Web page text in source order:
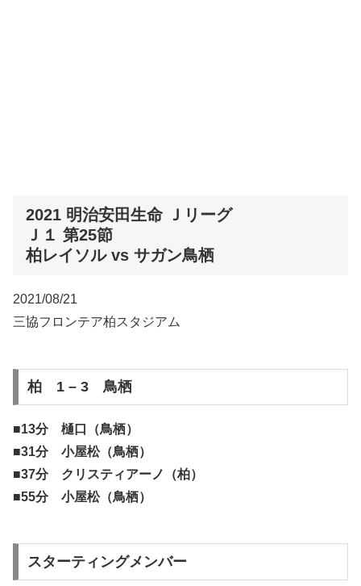
2021 明治安田生命 Ｊリーグ
Ｊ１ 第25節
柏レイソル vs サガン鳥栖
2021/08/21
三協フロンテア柏スタジアム
柏 1 – 3 鳥栖
■13分 樋口（鳥栖）
■31分 小屋松（鳥栖）
■37分 クリスティアーノ（柏）
■55分 小屋松（鳥栖）
スターティングメンバー